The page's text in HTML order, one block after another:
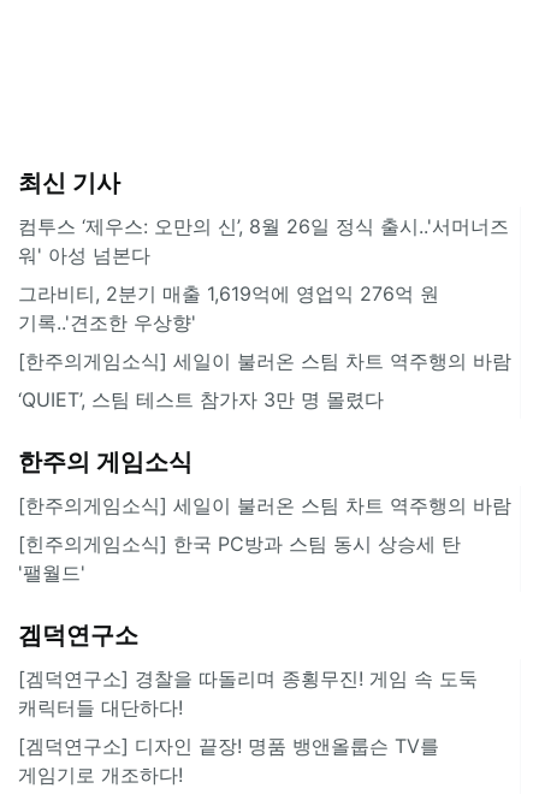
최신 기사
컴투스 ‘제우스: 오만의 신’, 8월 26일 정식 출시..'서머너즈
워' 아성 넘본다
그라비티, 2분기 매출 1,619억에 영업익 276억 원
기록..'견조한 우상향'
[한주의게임소식] 세일이 불러온 스팀 차트 역주행의 바람
‘QUIET’, 스팀 테스트 참가자 3만 명 몰렸다
한주의 게임소식
[한주의게임소식] 세일이 불러온 스팀 차트 역주행의 바람
[힌주의게임소식] 한국 PC방과 스팀 동시 상승세 탄
'팰월드'
겜덕연구소
[겜덕연구소] 경찰을 따돌리며 종횡무진! 게임 속 도둑
캐릭터들 대단하다!
[겜덕연구소] 디자인 끝장! 명품 뱅앤올룹슨 TV를
게임기로 개조하다!